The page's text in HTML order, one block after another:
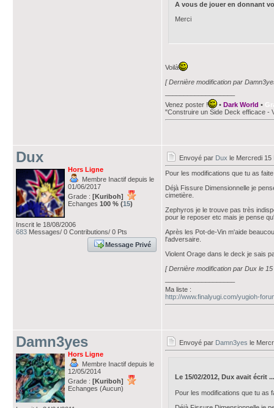
A vous de jouer en donnant
Merci
Voilà
[ Dernière modification par
Venez poster !
• Dark World •
"Construire un Side Deck efficace -
Dux
Hors Ligne
Membre Inactif depuis le
01/06/2017
Grade : [Kuriboh]
Echanges 100 % (15)
Inscrit le 18/08/2006
683 Messages/ 0 Contributions/ 0 Pts
Message Privé
Envoyé par Dux le Mercredi 15
Pour les modifications que tu as
Déjà Fissure Dimensionnelle je
cimetière.
Zephyros je le trouve pas très
pour le reposer etc mais je pense
Après les Pot-de-Vin m'aide
l'adversaire.
Violent Orage dans le deck je sais
[ Dernière modification par Dux le
Ma liste :
http://www.finalyugi.com/yugioh-
Damn3yes
Hors Ligne
Membre Inactif depuis le
12/05/2014
Grade : [Kuriboh]
Echanges (Aucun)
Envoyé par Damn3yes le
Le 15/02/2012, Dux avait écrit ...
Pour les modifications que tu